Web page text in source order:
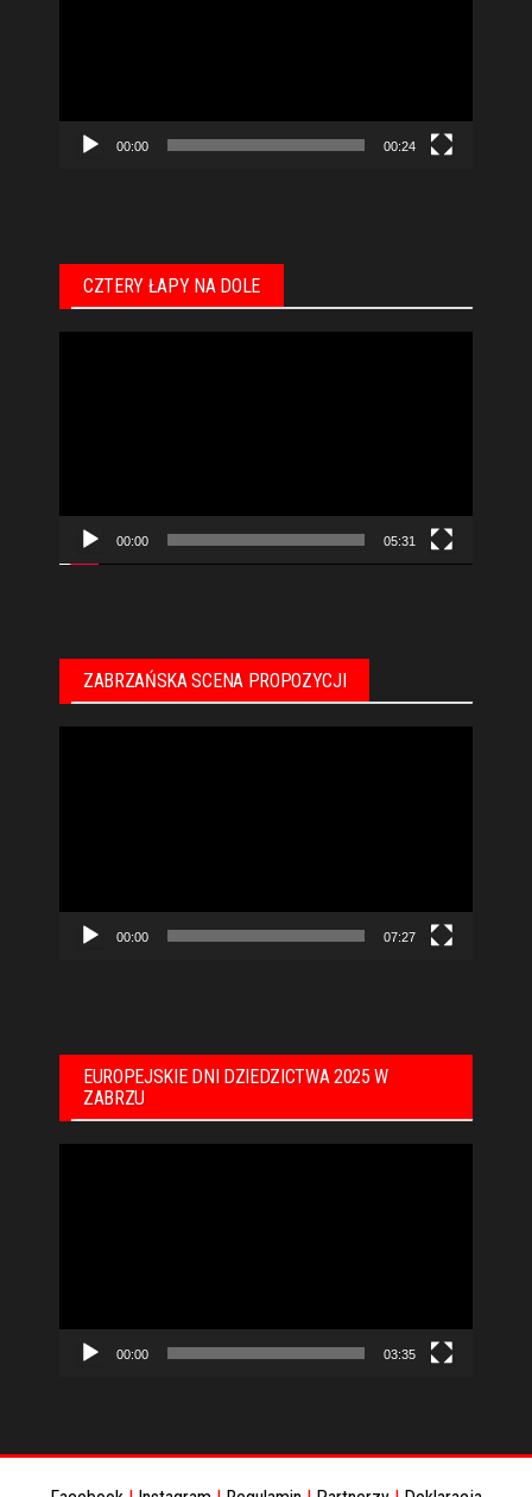
00:00 00:24
CZTERY ŁAPY NA DOLE
00:00 05:31
ZABRZAŃSKA SCENA PROPOZYCJI
00:00 07:27
EUROPEJSKIE DNI DZIEDZICTWA 2025 W
ZABRZU
00:00 03:35